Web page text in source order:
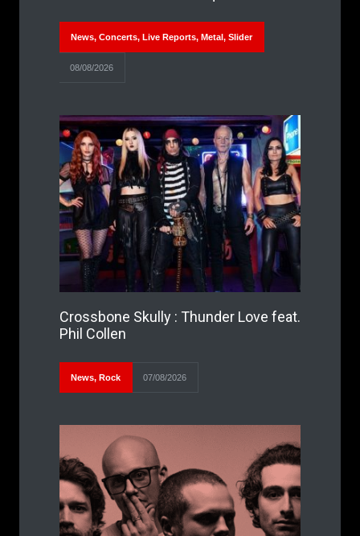
News, Concerts, Live Reports, Metal, Slider
08/08/2026
Crossbone Skully : Thunder Love feat.
Phil Collen
News, Rock 07/08/2026